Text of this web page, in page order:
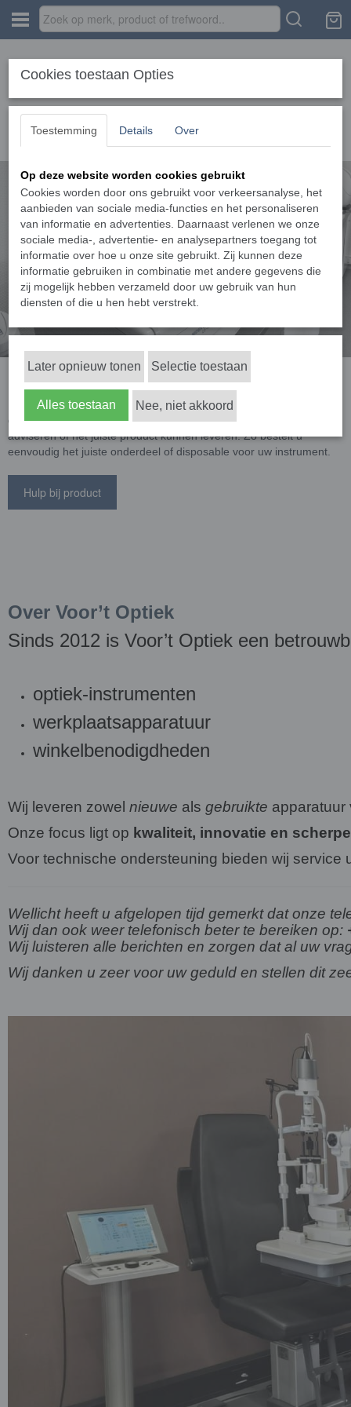
Ondersteuning voor uw instrument
Elk merk en type instrument heeft specifieke onderdelen en
disposables. Vul het formulier zorgvuldig in, zodat wij u snel kunnen
adviseren of het juiste product kunnen leveren. Zo bestelt u
eenvoudig het juiste onderdeel of disposable voor uw instrument.
Hulp bij product
Over Voor’t Optiek
Sinds 2012 is Voor’t Optiek een
optiek-instrumenten
werkplaatsapparatuur
winkelbenodigdheden
Wij leveren zowel nieuwe als gebruikte
Onze focus ligt op kwaliteit, innovatie en
Voor technische ondersteuning bieden wij service
Wellicht heeft u afgelopen tijd gemerkt dat onze
Wij dan ook weer telefonisch beter te bereiken op:
Wij luisteren alle berichten en zorgen dat al uw
Wij danken u zeer voor uw geduld en stellen dit
Cookies toestaan Opties
Toestemming Details Over
Op deze website worden cookies gebruikt
Cookies worden door ons gebruikt voor verkeersanalyse, het
aanbieden van sociale media-functies en het personaliseren
van informatie en advertenties. Daarnaast verlenen we onze
sociale media-, advertentie- en analysepartners toegang tot
informatie over hoe u onze site gebruikt. Zij kunnen deze
informatie gebruiken in combinatie met andere gegevens die
zij mogelijk hebben verzameld door uw gebruik van hun
diensten of die u hen hebt verstrekt.
Later opnieuw tonen Selectie toestaan
Alles toestaan Nee, niet akkoord